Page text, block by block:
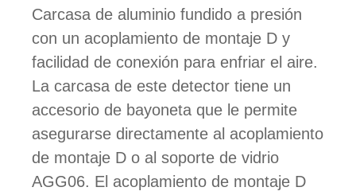
Carcasa de aluminio fundido a presión
con un acoplamiento de montaje D y
facilidad de conexión para enfriar el aire.
La carcasa de este detector tiene un
accesorio de bayoneta que le permite
asegurarse directamente al acoplamiento
de montaje D o al soporte de vidrio
AGG06. El acoplamiento de montaje D